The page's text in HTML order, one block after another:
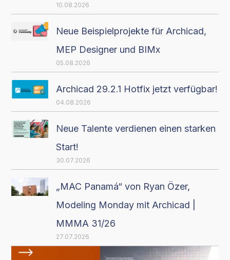
10.08.2026
Neue Beispielprojekte für Archicad,
MEP Designer und BIMx
05.08.2026
Archicad 29.2.1 Hotfix jetzt verfügbar!
04.08.2026
Neue Talente verdienen einen starken
Start!
30.07.2026
„MAC Panamá“ von Ryan Özer,
Modeling Monday mit Archicad |
MMMA 31/26
27.07.2026